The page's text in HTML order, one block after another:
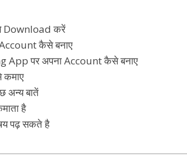
करें
कैसे बनाए
पर अपना Account कैसे बनाए
अन्य बातें
है
पढ़ सकते है